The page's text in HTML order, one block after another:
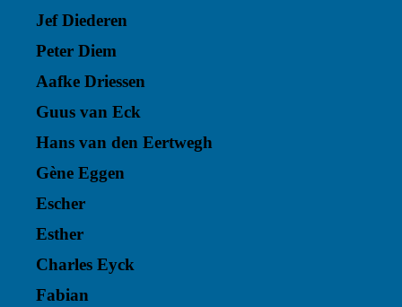
Jef Diederen
Peter Diem
Aafke Driessen
Guus van Eck
Hans van den Eertwegh
Gène Eggen
Escher
Esther
Charles Eyck
Fabian